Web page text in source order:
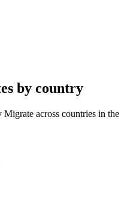
by country
across countries in the